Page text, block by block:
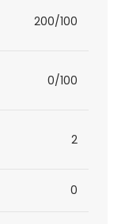
200/100
0/100
2
0